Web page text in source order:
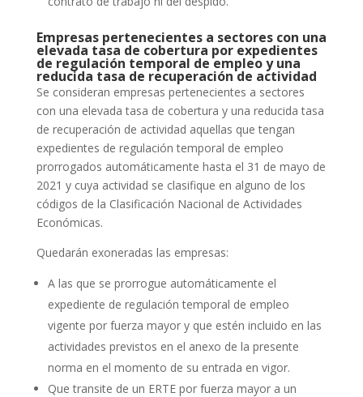
Empresas pertenecientes a sectores con una
elevada tasa de cobertura por expedientes
de regulación temporal de empleo y una
reducida tasa de recuperación de actividad
Se consideran empresas pertenecientes a sectores
con una elevada tasa de cobertura y una reducida tasa
de recuperación de actividad aquellas que tengan
expedientes de regulación temporal de empleo
prorrogados automáticamente hasta el 31 de mayo de
2021 y cuya actividad se clasifique en alguno de los
códigos de la Clasificación Nacional de Actividades
Económicas.
Quedarán exoneradas las empresas:
A las que se prorrogue automáticamente el
expediente de regulación temporal de empleo
vigente por fuerza mayor y que estén incluido en las
actividades previstos en el anexo de la presente
norma en el momento de su entrada en vigor.
Que transite de un ERTE por fuerza mayor a un